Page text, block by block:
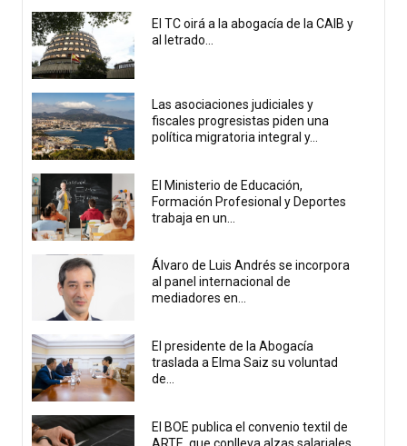
El TC oirá a la abogacía de la CAIB y
al letrado...
Las asociaciones judiciales y
fiscales progresistas piden una
política migratoria integral y...
El Ministerio de Educación,
Formación Profesional y Deportes
trabaja en un...
Álvaro de Luis Andrés se incorpora
al panel internacional de
mediadores en...
El presidente de la Abogacía
traslada a Elma Saiz su voluntad
de...
El BOE publica el convenio textil de
ARTE, que conlleva alzas salariales